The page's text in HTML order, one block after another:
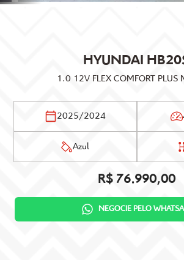
HYUNDAI
1.0 12V FLEX COMFORT PLUS
2025/2024
Azul
R$ 76.990,00
NEGOCIE PELO